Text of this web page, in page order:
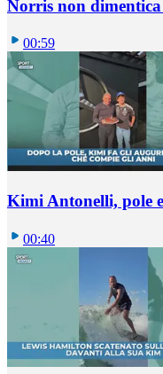
Norris non dimentica
00:59
Kimi Antonelli, pole
00:40